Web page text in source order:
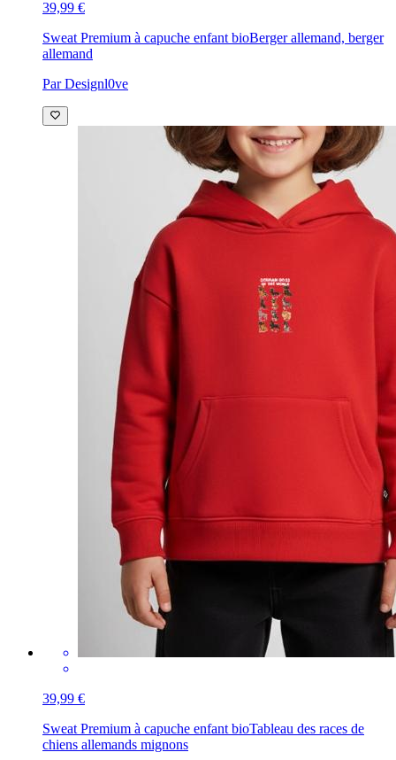
39,99 €
Sweat Premium à capuche enfant bioBerger allemand, berger
allemand
Par Designl0ve
39,99 €
Sweat Premium à capuche enfant bioTableau des races de
chiens allemands mignons